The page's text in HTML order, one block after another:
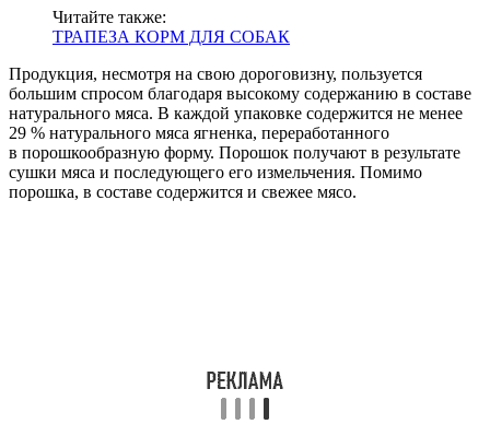
Читайте также:
ТРАПЕЗА КОРМ ДЛЯ СОБАК
Продукция, несмотря на свою дороговизну, пользуется
большим спросом благодаря высокому содержанию в составе
натурального мяса. В каждой упаковке содержится не менее
29 % натурального мяса ягненка, переработанного
в порошкообразную форму. Порошок получают в результате
сушки мяса и последующего его измельчения. Помимо
порошка, в составе содержится и свежее мясо.